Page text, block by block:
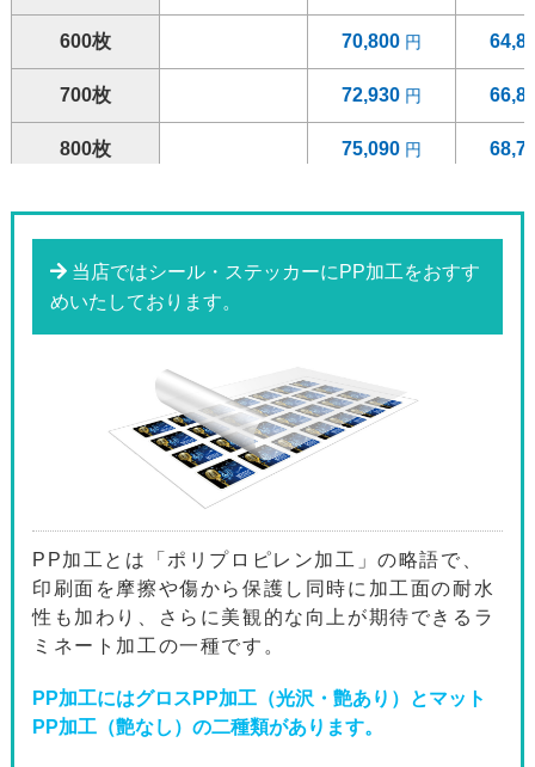
600枚 70,800
700枚 72,930
800枚 75,090
1200枚
92,140
2200枚 115,610
2400枚 120,290
2600枚 125,010
2800枚 129,680
当店ではシール・ステッカーにPP加工をおすす
めいたしております。
PP加工とは「ポリプロピレン加工」の略語で、
印刷面を摩擦や傷から保護し同時に加工面の耐水
性も加わり、さらに美観的な向上が期待できるラ
ミネート加工の一種です。
PP加工にはグロスPP加工（光沢・艶あり）とマット
PP加工（艶なし）の二種類があります。